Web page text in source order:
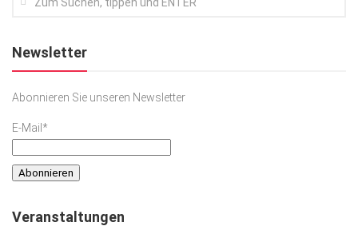
Podcast
SACHSEN IN PARIS
Newsletter
Abonnieren Sie unseren Newsletter
E-Mail*
Veranstaltungen